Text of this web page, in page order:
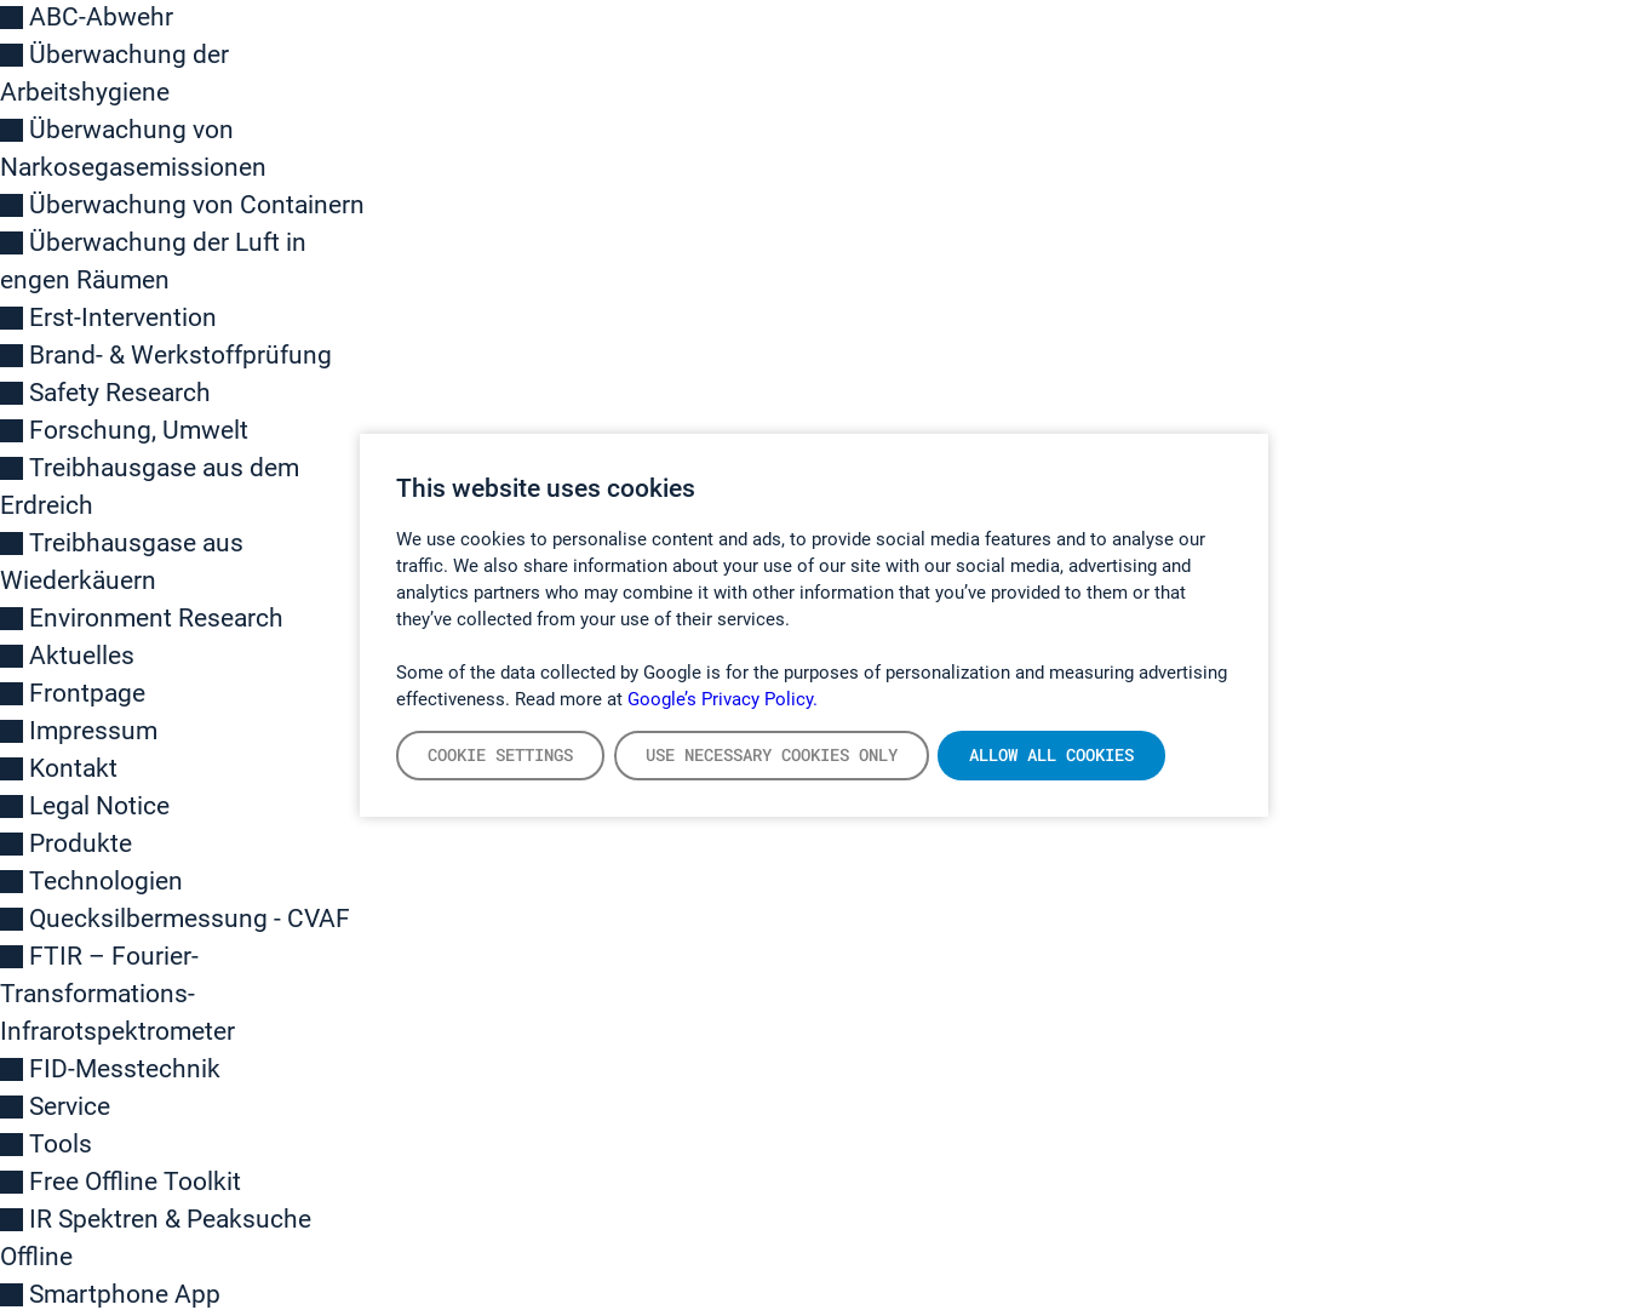
This website uses cookies
We use cookies to personalise content and ads, to provide social media features and to analyse our
traffic. We also share information about your use of our site with our social media, advertising and
analytics partners who may combine it with other information that you’ve provided to them or that
they’ve collected from your use of their services.
Some of the data collected by Google is for the purposes of personalization and measuring advertising
effectiveness. Read more at Google’s Privacy Policy.
COOKIE SETTINGS USE NECESSARY COOKIES ONLY ALLOW ALL COOKIES
ABC-Abwehr
Überwachung der
Arbeitshygiene
Überwachung von
Narkosegasemissionen
Überwachung von Containern
Überwachung der Luft in
engen Räumen
Erst-Intervention
Brand- & Werkstoffprüfung
Safety Research
Forschung, Umwelt
Treibhausgase aus dem
Erdreich
Treibhausgase aus
Wiederkäuern
Environment Research
Aktuelles
Frontpage
Impressum
Kontakt
Legal Notice
Produkte
Technologien
Quecksilbermessung - CVAF
FTIR – Fourier-
Transformations-
Infrarotspektrometer
FID-Messtechnik
Service
Tools
Free Offline Toolkit
IR Spektren & Peaksuche
Offline
Smartphone App